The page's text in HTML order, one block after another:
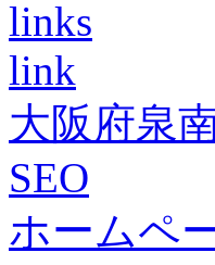
links
link
大阪府泉
SEO
ホームペ